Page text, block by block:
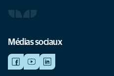
Médias sociaux